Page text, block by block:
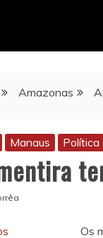
Amazonas
Manaus Política
Os